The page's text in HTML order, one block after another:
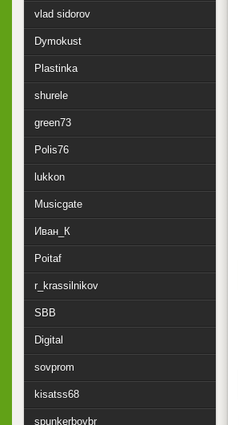
vlad sidorov
Dymokust
Plastinka
shurele
green73
Polis76
lukkon
Musicgate
Иван_К
Poitaf
r_krassilnikov
SBB
Digital
sovprom
kisatss68
spunkerboybr